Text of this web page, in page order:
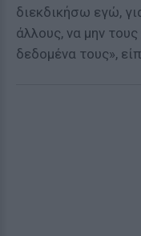
διεκδικήσω εγώ,
άλλους, να μην
δεδομένα τους»,